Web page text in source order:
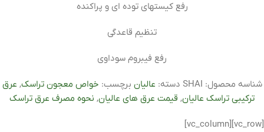
رفع کیستهای توده ای و پراکنده
تنظیم قاعدگی
رفع فیبروم سوداوی
شناسه محصول: SHAI دسته: عالیان برچسب: خواص معجون تراسک, عرق
ترکیبی تراسک عالیان, قیمت عرق های عالیان, نحوه مصرف عرق تراسک
[vc_row][vc_column]